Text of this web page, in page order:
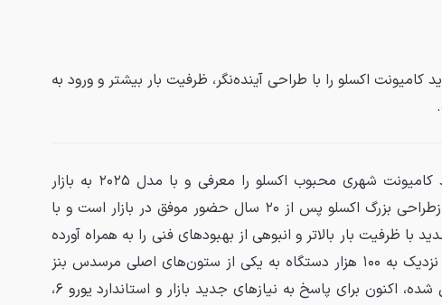
اکسلو را با طراحی آینده‌نگر، ظرفیت بار بیشتر و ورود به
مرسدس بنز سرانجام نسل جدید کامیونت شهری محبوب اکسلو را معرفی و با مدل ۲۰۲۵ به بازار
عرضه کرده است. این نخستین بازطراحی بزرگ اکسلو پس از ۲۰ سال حضور موفق در بازار است و با
ظرفیت بار بالاتر و انبوهی از بهبودهای فنی را به همراه آورده
است. خانوادهٔ اکسلو که با فروش نزدیک به ۱۰۰ هزار دستگاه به یکی از ستون‌های اصلی مرسدس بنز
در بخش کامیون‌های سبک تبدیل شده، اکنون برای پاسخ به نیازهای جدید بازار و استاندارد یورو ۶،